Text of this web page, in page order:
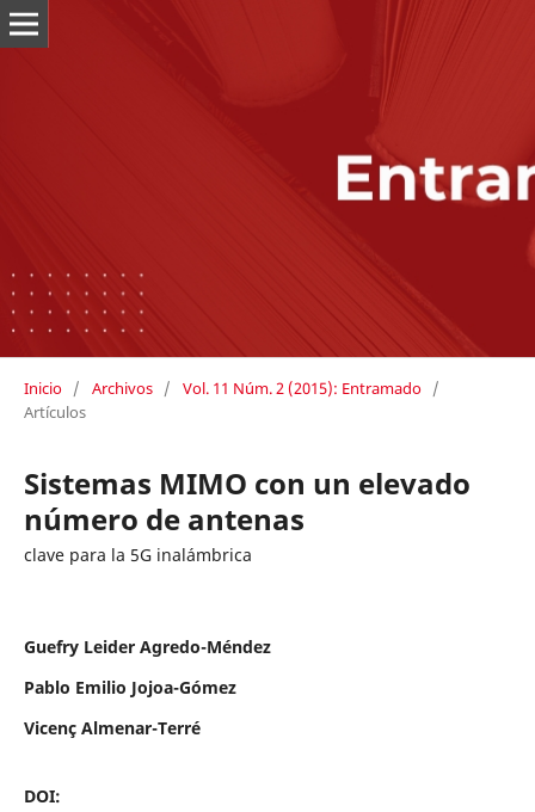
Inicio / Archivos / Vol. 11 Núm. 2 (2015): Entramado /
Artículos
Sistemas MIMO con un elevado
número de antenas
clave para la 5G inalámbrica
Guefry Leider Agredo-Méndez
Pablo Emilio Jojoa-Gómez
Vicenç Almenar-Terré
DOI: